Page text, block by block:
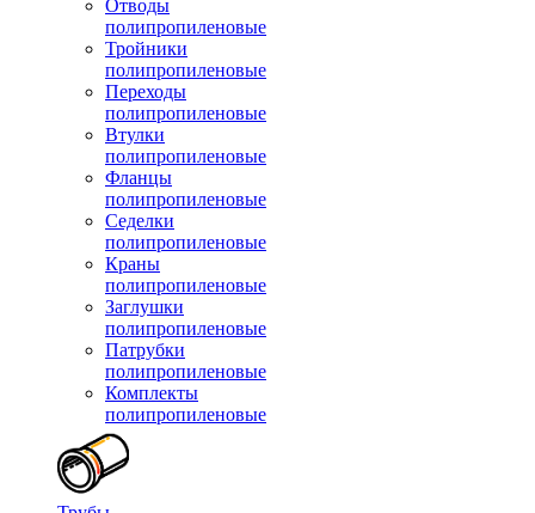
Отводы
полипропиленовые
Тройники
полипропиленовые
Переходы
полипропиленовые
Втулки
полипропиленовые
Фланцы
полипропиленовые
Седелки
полипропиленовые
Краны
полипропиленовые
Заглушки
полипропиленовые
Патрубки
полипропиленовые
Комплекты
полипропиленовые